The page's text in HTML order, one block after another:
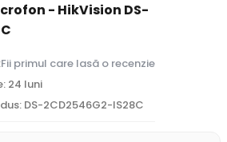
- HikVision DS-
Fii primul care lasă o recenzie
24 luni
DS-2CD2546G2-IS28C